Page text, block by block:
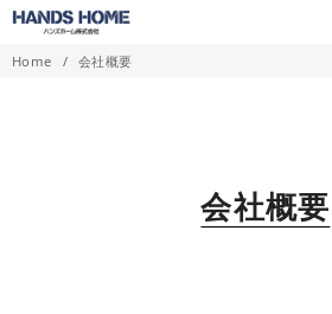
コ
テHome 会社概要
会社概要